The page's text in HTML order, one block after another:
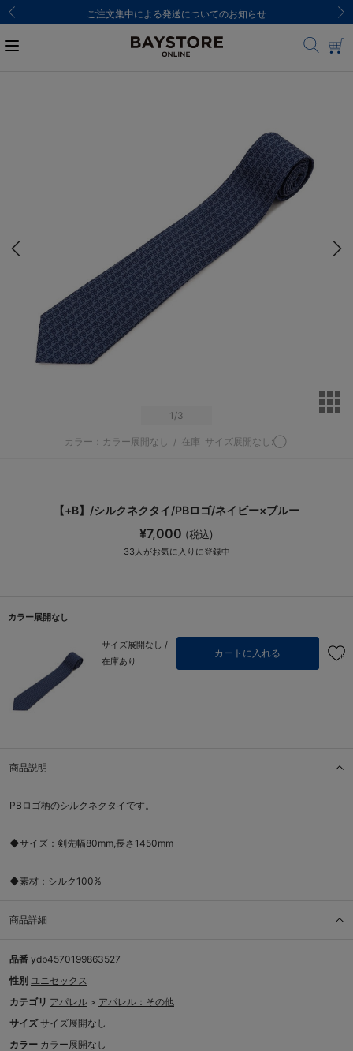
ご注文集中による発送についてのお知らせ
1 /3
カラー：カラー展開なし / 在庫 サイズ展開なし:◯
【+B】/シルクネクタイ/PBロゴ/ネイビー×ブルー
¥7,000 (税込)
33 人がお気に入りに登録中
カラー展開なし
サイズ展開なし /
在庫あり
カートに入れる
商品説明
PBロゴ柄のシルクネクタイです。
◆サイズ：剣先幅80mm,長さ1450mm
◆素材：シルク100%
商品詳細
品番 ydb4570199863527
性別 ユニセックス
カテゴリ アパレル > アパレル：その他
サイズ サイズ展開なし
カラー カラー展開なし